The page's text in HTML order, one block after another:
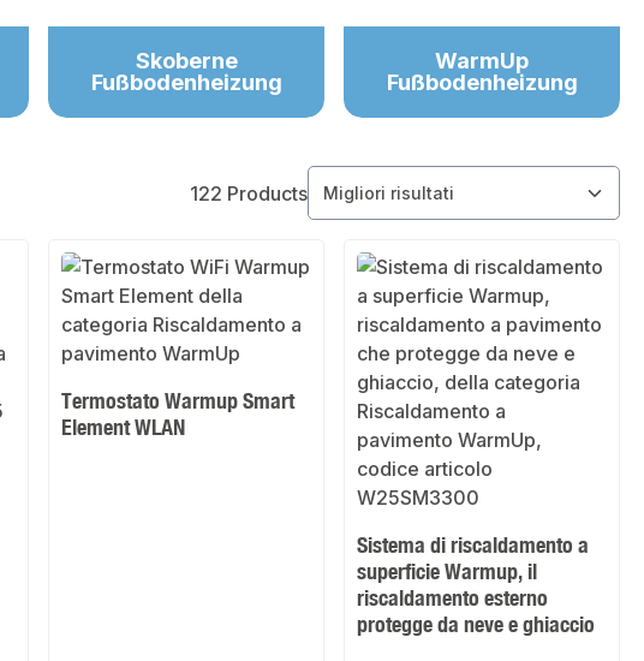
Skoberne
Fußbodenheizung
WarmUp
Fußbodenheizung
122 Products
Termostato Warmup Smart
Element WLAN
Sistema di riscaldamento a
superficie Warmup, il
riscaldamento esterno
protegge da neve e ghiaccio